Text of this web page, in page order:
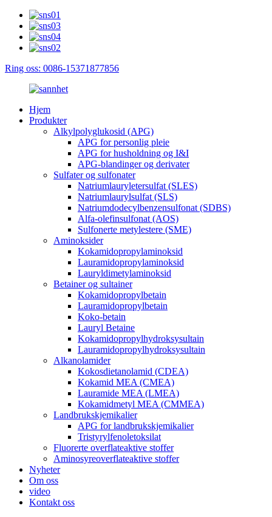
Ring oss: 0086-15371877856
Hjem
Produkter
Alkylpolyglukosid (APG)
APG for personlig pleie
APG for husholdning og I&I
APG-blandinger og derivater
Sulfater og sulfonater
Natriumlauryletersulfat (SLES)
Natriumlaurylsulfat (SLS)
Natriumdodecylbenzensulfonat (SDBS)
Alfa-olefinsulfonat (AOS)
Sulfonerte metylestere (SME)
Aminoksider
Kokamidopropylaminoksid
Lauramidopropylaminoksid
Lauryldimetylaminoksid
Betainer og sultainer
Kokamidopropylbetain
Lauramidopropylbetain
Koko-betain
Lauryl Betaine
Kokamidopropylhydroksysultain
Lauramidopropylhydroksysultain
Alkanolamider
Kokosdietanolamid (CDEA)
Kokamid MEA (CMEA)
Lauramide MEA (LMEA)
Kokamidmetyl MEA (CMMEA)
Landbrukskjemikalier
APG for landbrukskjemikalier
Tristyrylfenoletoksilat
Fluorerte overflateaktive stoffer
Aminosyreoverflateaktive stoffer
Nyheter
Om oss
video
Kontakt oss